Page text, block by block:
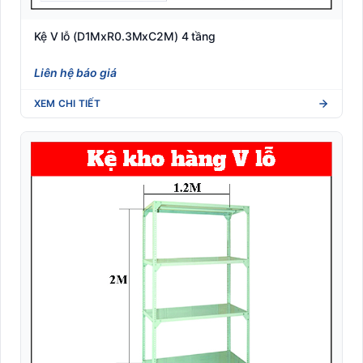
Kệ V lỗ (D1MxR0.3MxC2M) 4 tầng
Liên hệ báo giá
XEM CHI TIẾT